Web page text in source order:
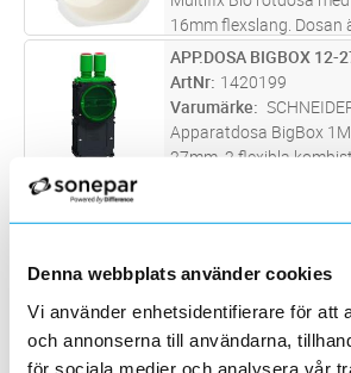
Denna webbplats använder cookies
Vi använder enhetsidentifierare för att
och annonserna till användarna,
för sociala medier och analysera vår
16mm flexslang. Dosan
biobaserat material
förnybart och grunden
sockerrör som man
ST Lägg i
APP.DOSA BIGBOX 12-
ArtNr 1420199
Varumärke
Apparatdosa BigBox
27mm, 2 flexibla
Orange multidosa även
ingångar för kabel
Fräshål 68mm.
ST Lägg i
APPDOSA LÅG 4X16/20
ArtNr 1420775